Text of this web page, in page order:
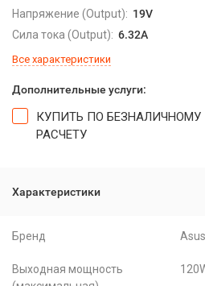
Напряжение (Output): 19V
Сила тока (Output): 6.32A
Все характеристики
Дополнительные услуги:
КУПИТЬ ПО БЕЗНАЛИЧНОМУ
РАСЧЕТУ
Характеристики
Бренд Asus
Выходная мощность